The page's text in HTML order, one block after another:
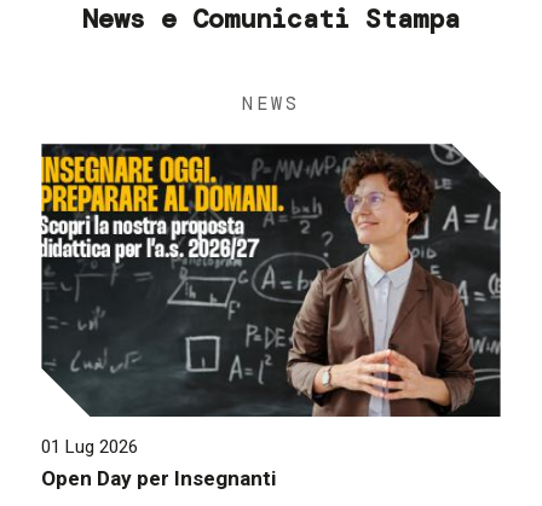
News e Comunicati Stampa
NEWS
01 Lug 2026
Open Day per Insegnanti